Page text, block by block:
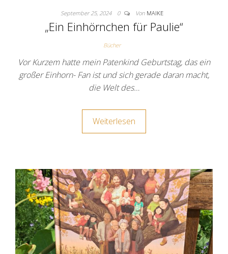
September 25, 2024 0 Von MAIKE
„Ein Einhörnchen für Paulie“
Bücher
Vor Kurzem hatte mein Patenkind Geburtstag, das ein
großer Einhorn- Fan ist und sich gerade daran macht,
die Welt des…
Weiterlesen